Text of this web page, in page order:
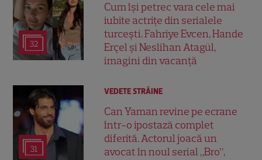
32
Cum își petrec vara cele mai
iubite actrițe din serialele
turcești. Fahriye Evcen, Hande
Erçel și Neslihan Atagül,
imagini din vacanță
31
VEDETE STRĂINE
Can Yaman revine pe ecrane
într-o ipostază complet
diferită. Actorul joacă un
avocat în noul serial „Bro”,